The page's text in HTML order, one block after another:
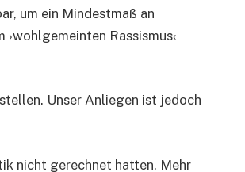
um ein Mindestmaß an
Rassismus‹
Unser Anliegen ist jedoch
nicht gerechnet hatten. Mehr